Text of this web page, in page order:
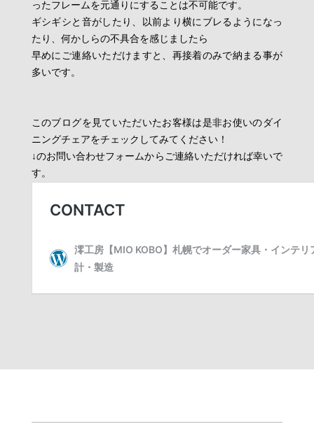
ったフレームを元通りにすることは不可能です。
ギシギシと音がしたり、以前より横にブレるようになっ
たり、何かしらの不具合を感じましたら
早めにご連絡いただけますと、再接着のみで納まる事が
多いです。
このブログを見ていただいたお客様は是非お使いのダイ
ニングチェアをチェックしてみてください！
↓のお問い合わせフォームからご連絡いただければ幸いで
す。